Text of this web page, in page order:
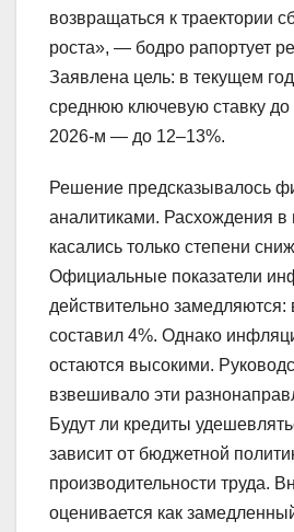
возвращаться к траектории
роста», — бодро рапортует
Заявлена цель: в текущем
среднюю ключевую ставку до
2026-м — до 12–13%.
Решение предсказывалось
аналитиками. Расхождения в
касались только степени
Официальные показатели
действительно замедляются:
составил 4%. Однако
остаются высокими.
взвешивало эти
Будут ли кредиты
зависит от бюджетной
производительности труда.
оценивается как